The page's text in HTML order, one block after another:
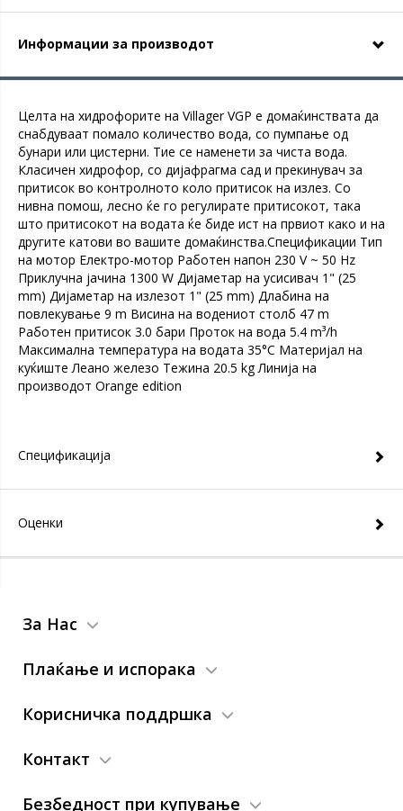
Информации за производот
Целта на хидрофорите на Villager VGP е домаќинствата да
снабдуваат помало количество вода, со пумпање од
бунари или цистерни. Тие се наменети за чиста вода.
Класичен хидрофор, со дијафрагма сад и прекинувач за
притисок во контролното коло притисок на излез. Со
нивна помош, лесно ќе го регулирате притисокот, така
што притисокот на водата ќе биде ист на првиот како и на
другите катови во вашите домаќинства.Спецификации Тип
на мотор Електро-мотор Работен напон 230 V ~ 50 Hz
Приклучна јачина 1300 W Дијаметар на усисивач 1" (25
mm) Дијаметар на излезот 1" (25 mm) Длабина на
повлекување 9 m Висина на водениот столб 47 m
Работен притисок 3.0 бари Проток на вода 5.4 m³/h
Максимална температура на водата 35°C Материјал на
куќиште Леано железо Тежина 20.5 kg Линија на
производот Orange edition
Спецификација
Оценки
За Нас
Плаќање и испорака
Корисничка поддршка
Контакт
Безбедност при купување